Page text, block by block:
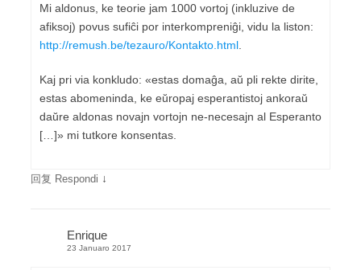
Mi aldonus, ke teorie jam 1000 vortoj (inkluzive de
afiksoj) povus sufiĉi por interkompreniĝi, vidu la liston:
http://remush.be/tezauro/Kontakto.html
Kaj pri via konkludo: «estas domaĝa, aŭ pli rekte dirite,
estas abomeninda, ke eŭropaj esperantistoj ankoraŭ
daŭre aldonas novajn vortojn ne-necesajn al Esperanto
[…]» mi tutkore konsentas.
回复 Respondi ↓
Enrique
23 Januaro 2017